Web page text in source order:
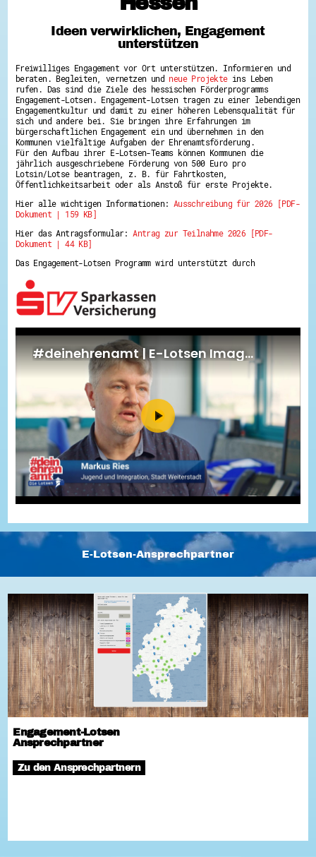
Hessen hilft Ukraine
Zeig uns dein Ehrenamt
Wettbewerb | Trikotwettbewerb
Wettbewerb | 80 Jahre Hessen - Engagement
mit Herz
8 Vereine x 80 Jahre x 1.000 €
Ausgezeichnete Projekte
Menschen des Respekts
SHARE IT: Teile deine Infos!
Gestalte dein Ehrenamt
Ehrenamts-Card Hessen
Engagement-Lotsen
Crowdfunding - Viele schaffen mehr
Ehrentag
Hessen engagiert - Digitale Themenabende
Kompetenznachweis Hessen
Service-Learning
Mach dich schlau
GEMA-Pakt
Di@-Lotsen in Hessen
Energiepreiskrise und Ehrenamt
Flüchtlingshilfe + Integration
Generationsübergreifend aktiv
Patenschaftsprojekte
Qualifizierung & Fortbildung
Stiftungen
Vereine, Spenden, Steuern - Gut zu Wissen
Versicherungsschutz
Wissenswertes rund um dein Ehrenamt
Zahlen, Daten, Fakten aus Hessen
Service
Suche
Downloads
Kontakt
Impressum
Barriere melden
Ideen verwirklichen, Engagement
unterstützen
Freiwilliges Engagement vor Ort unterstützen. Informieren und
beraten. Begleiten, vernetzen und neue Projekteins Leben
rufen. Das sind die Ziele des hessischen Förderprogramms
Engagement-Lotsen. Engagement-Lotsen tragen zu einer lebendigen
Engagementkultur und damit zu einer höheren Lebensqualität für
sich und andere bei. Sie bringen ihre Erfahrungen im
bürgerschaftlichen Engagement ein und übernehmen in den
Kommunen vielfältige Aufgaben der Ehrenamtsförderung.
Für den Aufbau ihrer E-Lotsen-Teams können Kommunen die
jährlich ausgeschriebene Förderung von 500 Euro pro
Lotsin/Lotse beantragen, z. B. für Fahrtkosten,
Öffentlichkeitsarbeit oder als Anstoß für erste Projekte.
Hier alle wichtigen Informationen: Ausschreibung für 2026 [PDF-
Dokument | 159 KB]
Hier das Antragsformular:Antrag zur Teilnahme 2026 [PDF-
Dokument | 44 KB]
Das Engagement-Lotsen Programm wird unterstützt durch
E-Lotsen-Ansprechpartner
Engagement-Lotsen
Ansprechpartner
Zu den Ansprechpartnern